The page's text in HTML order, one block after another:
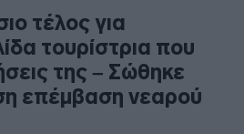
τέλος για
τουρίστρια που
της – Σώθηκε
επέμβαση νεαρού